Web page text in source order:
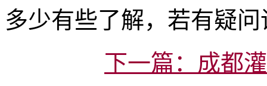
多少有些了解，若有疑
下一篇：成都